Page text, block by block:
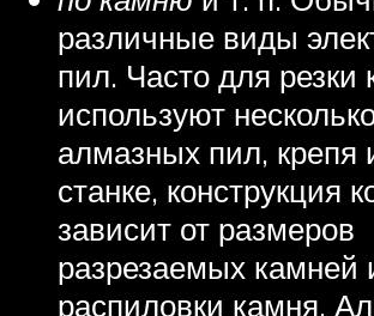
различные виды
пил. Часто для резки
используют
алмазных пил, крепя
станке, конструкция
зависит от размеров
разрезаемых камней
распиловки камня.